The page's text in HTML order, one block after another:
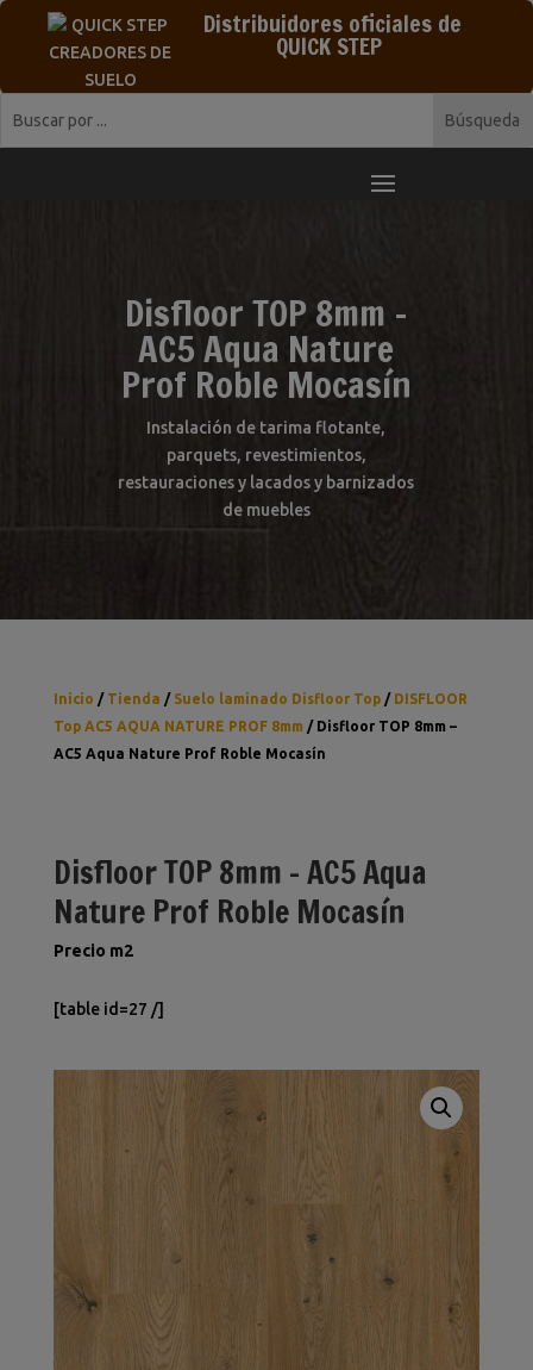
Distribuidores oficiales de
QUICK STEP
Disfloor TOP 8mm –
AC5 Aqua Nature
Prof Roble Mocasín
Instalación de tarima flotante,
parquets, revestimientos,
restauraciones y lacados y barnizados
de muebles
Inicio / Tienda / Suelo laminado Disfloor Top/ DISFLOOR
Top AC5 AQUA NATURE PROF 8mm / Disfloor TOP 8mm –
AC5 Aqua Nature Prof Roble Mocasín
Disfloor TOP 8mm – AC5 Aqua
Nature Prof Roble Mocasín
Precio m2
[table id=27 /]